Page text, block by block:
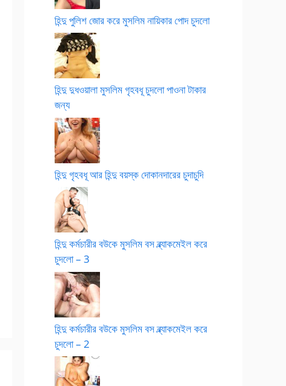
হিন্দু পুলিশ জোর করে মুসলিম নায়িকার পোদ চুদলো
হিন্দু দুধওয়ালা মুসলিম গৃহবধূ চুদলো পাওনা টাকার
জন্য
হিন্দু গৃহবধূ আর হিন্দু বয়স্ক দোকানদারের চুদাচুদি
হিন্দু কর্মচারীর বউকে মুসলিম বস ব্ল্যাকমেইল করে
চুদলো – 3
হিন্দু কর্মচারীর বউকে মুসলিম বস ব্ল্যাকমেইল করে
চুদলো – 2